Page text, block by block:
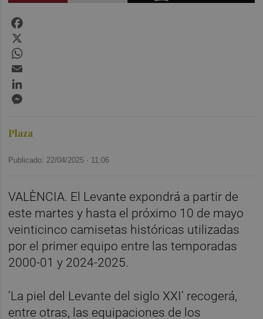
Plaza
Publicado: 22/04/2025 · 11:06
VALÈNCIA. El Levante expondrá a partir de
este martes y hasta el próximo 10 de mayo
veinticinco camisetas históricas utilizadas
por el primer equipo entre las temporadas
2000-01 y 2024-2025.
‘La piel del Levante del siglo XXI’ recogerá,
entre otras, las equipaciones de los